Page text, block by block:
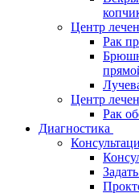
Центр
Рак
Центр
Рак
Диагностика